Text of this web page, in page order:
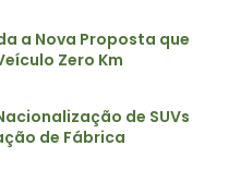
a Nova Proposta que
Zero Km
de SUVs
de Fábrica